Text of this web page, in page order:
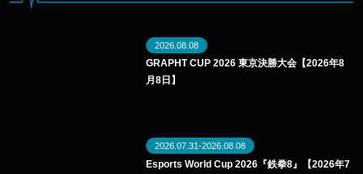
2026.08.08
GRAPHT CUP 2026 東京決勝大会【2026年8
月8日】
2026.07.31-2026.08.08
Esports World Cup 2026『鉄拳8』【2026年7